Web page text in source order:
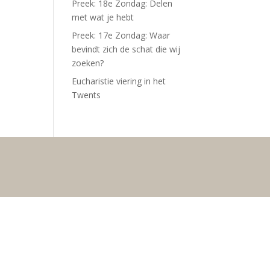
Preek: 18e Zondag: Delen
met wat je hebt
Preek: 17e Zondag: Waar
bevindt zich de schat die wij
zoeken?
Eucharistie viering in het
Twents